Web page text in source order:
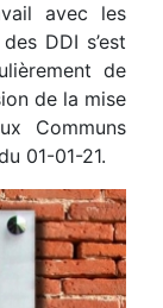
avec les
DDI s’est
de
de la mise
Communs
01-01-21.